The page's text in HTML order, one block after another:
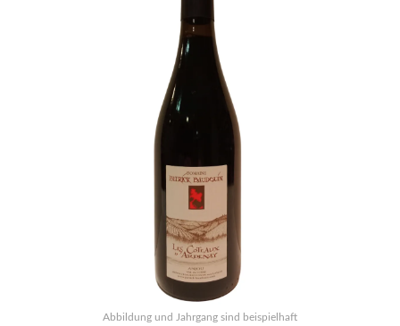
Abbildung und Jahrgang sind beispielhaft